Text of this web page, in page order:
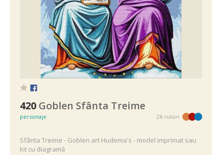
420 Goblen Sfânta Treime
personaje 26 culori
Sfânta Treime - Goblen art Hudema's - model imprimat sau
kit cu diagramă